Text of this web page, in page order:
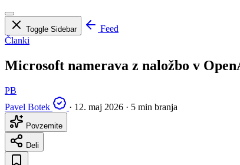
Toggle Sidebar
Feed
Članki
Microsoft namerava z naložbo v
PB
Pavel Botek
· 12. maj 2026 · 5 min branja
Povzemite
Deli